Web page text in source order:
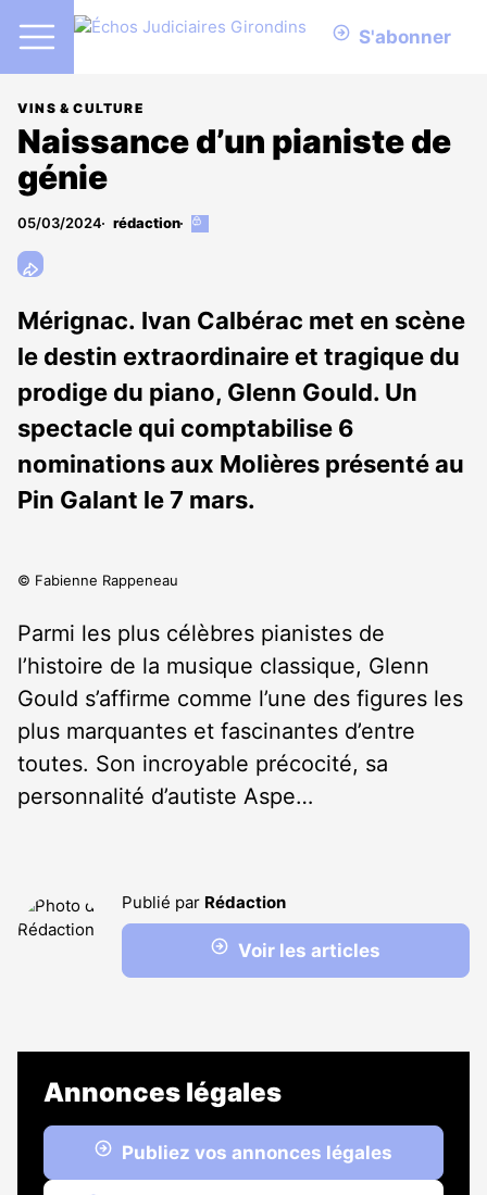
S'abonner
VINS & CULTURE
Naissance d’un pianiste de
génie
05/03/2024 rédaction
Cet
aux
abonnés
Mérignac. Ivan Calbérac met en scène
le destin extraordinaire et tragique du
prodige du piano, Glenn Gould. Un
spectacle qui comptabilise 6
nominations aux Molières présenté au
Pin Galant le 7 mars.
© Fabienne Rappeneau
Parmi les plus célèbres pianistes de
l’histoire de la musique classique, Glenn
Gould s’affirme comme l’une des figures les
plus marquantes et fascinantes d’entre
toutes. Son incroyable précocité, sa
personnalité d’autiste Aspe…
Publié par Rédaction
Voir les articles
Annonces légales
Publiez vos annonces légales